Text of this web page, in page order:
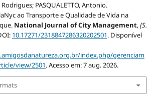
PASQUALETTO, Antonio.
ao Transporte e Qualidade de Vida na
National Journal of City Management,[S.
10.17271/2318847286320202501. Disponível
index.php/gerenciam
view/2501. Acesso em: 7 aug. 2026.